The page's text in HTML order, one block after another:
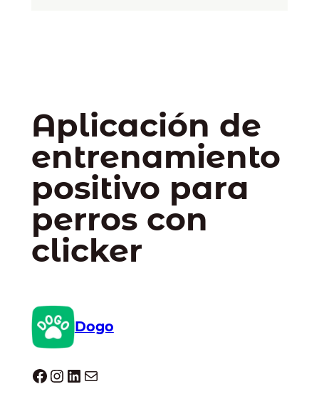
Aplicación de
entrenamiento
positivo para
perros con
clicker
Dogo
Dogo facebook InstagramLinkedIn Correo electrónico